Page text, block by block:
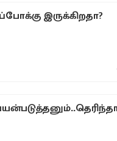
இருக்கிறதா?